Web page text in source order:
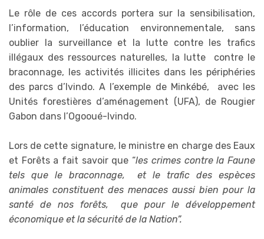
Le rôle de ces accords portera sur la sensibilisation,
l’information, l’éducation environnementale, sans
oublier la surveillance et la lutte contre les trafics
illégaux des ressources naturelles, la lutte
contre le
braconnage, les activités illicites dans les périphéries
des parcs d’Ivindo. A l’exemple de Minkébé, avec les
Unités forestières d’aménagement (UFA), de Rougier
Gabon dans l’Ogooué-Ivindo.
Lors de cette signature, le ministre en charge des Eaux
et Forêts a fait savoir que “les crimes contre la Faune
tels que le braconnage, et le trafic des espèces
animales constituent des menaces aussi bien pour la
santé de nos forêts, que pour le développement
économique et la sécurité de la Nation”.